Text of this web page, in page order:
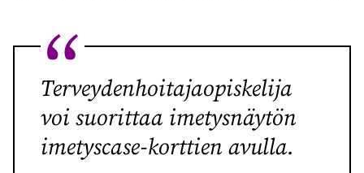
Terveydenhoitajaopiskelija
voi suorittaa imetysnäytön
imetyscase-korttien avulla.